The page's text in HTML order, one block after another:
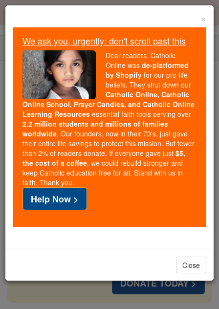
Skip
content
Because of You, 2.2 Million
Students Are Being Formed in the
Faith
Because of generous supporters like you,
Catholic Online School has already delivered
free, faithful Catholic education to over 2.2
million students across 193 countries. In an age
of noise and algorithms, you are helping form
souls with truth, prayer, Scripture, and Christ.
If everyone who reads this gave just $5 — the
free for all. Be Courageous. Be Catholic. Stand
DONATE TODAY >
×
We ask you, urgently: don't scroll past this
Dear readers, Catholic
Online was de-platformed
by Shopify for our pro-life
beliefs. They shut down our
Catholic Online, Catholic
Online School, Prayer Candles, and Catholic Online
Learning Resources essential faith tools serving over
2.2 million students and millions of families
worldwide. Our founders, now in their 70's, just gave
their entire life savings to protect this mission. But fewer
than 2% of readers donate. If everyone gave just $5,
the cost of a coffee, we could rebuild stronger and
keep Catholic education free for all. Stand with us in
faith. Thank you.
Help Now >
Close